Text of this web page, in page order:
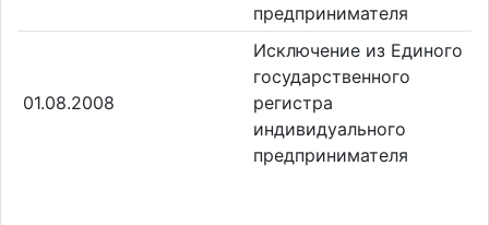
предпринимателя
01.08.2008
Исключение из Единого
государственного
регистра
индивидуального
предпринимателя